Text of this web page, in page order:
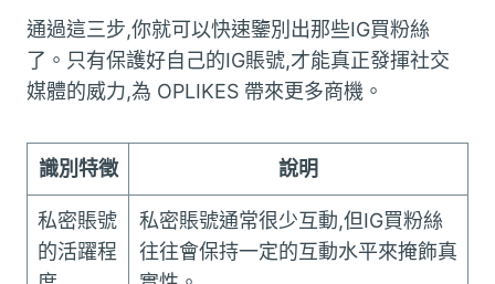
通過這三步,你就可以快速鑒別出那些IG買粉絲
了。只有保護好自己的IG賬號,才能真正發揮社交
媒體的威力,為 OPLIKES 帶來更多商機。
識別特徵 說明
私密賬號
的活躍程
私密賬號通常很少互動,但IG買粉絲
往往會保持一定的互動水平來掩飾真